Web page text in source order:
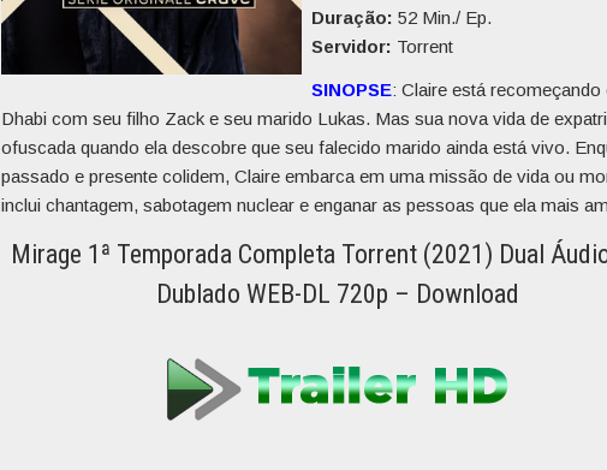
Duração: 52 Min./ Ep.
Servidor: Torrent
SINOPSE: Claire está recomeçando
Dhabi com seu filho Zack e seu marido Lukas. Mas sua nova vida de
ofuscada quando ela descobre que seu falecido marido ainda está vivo.
passado e presente colidem, Claire embarca em uma missão de vida ou
inclui chantagem, sabotagem nuclear e enganar as pessoas que ela mais
Mirage 1ª Temporada Completa Torrent (2021) Dual
Dublado WEB-DL 720p – Download